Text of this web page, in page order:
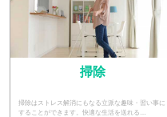
掃除
掃除はストレス解消にもなる立派な趣味・習い事に
することができます。快適な生活を送れる…